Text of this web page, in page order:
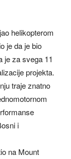
helikopterom
je da je bio
je za svega 11
projekta.
traje znatno
i
na Mount